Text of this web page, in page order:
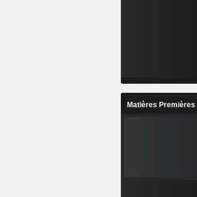
Matières Premières